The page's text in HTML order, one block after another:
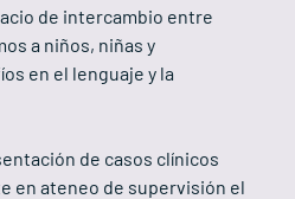
de intercambio entre
a niños, niñas y
en el lenguaje y la
de casos clínicos
en ateneo de supervisión el